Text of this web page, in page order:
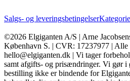
Salgs- og leveringsbetingelser
©2026 Elgiganten A/S | Arne
København S. | CVR: 17237977 | Alle
hello@elgiganten.dk | Vi tager
samt afgifts- og prisændringer. Vi gør
bestilling ikke er bindende for